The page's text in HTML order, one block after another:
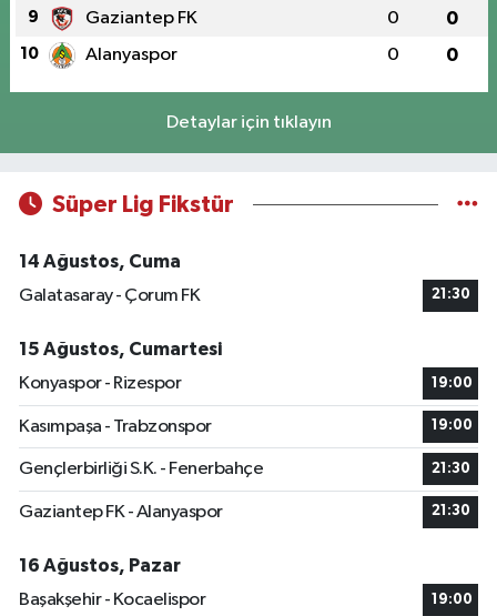
9 Gaziantep FK 0 0
10 Alanyaspor 0 0
Detaylar için tıklayın
Süper Lig Fikstür
14 Ağustos, Cuma
Galatasaray - Çorum FK
21:30
15 Ağustos, Cumartesi
Konyaspor - Rizespor
19:00
Kasımpaşa - Trabzonspor 19:00
Gençlerbirliği S.K. - Fenerbahçe 21:30
Gaziantep FK - Alanyaspor 21:30
16 Ağustos, Pazar
Başakşehir - Kocaelispor
19:00